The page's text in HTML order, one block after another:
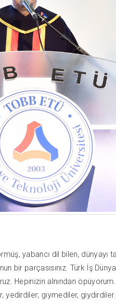
yabancı dil bilen, dünyayı
bir parçasısınız. Türk İş
alnından öpüyorum.
giymediler,